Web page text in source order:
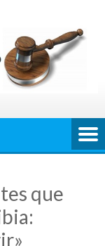
que